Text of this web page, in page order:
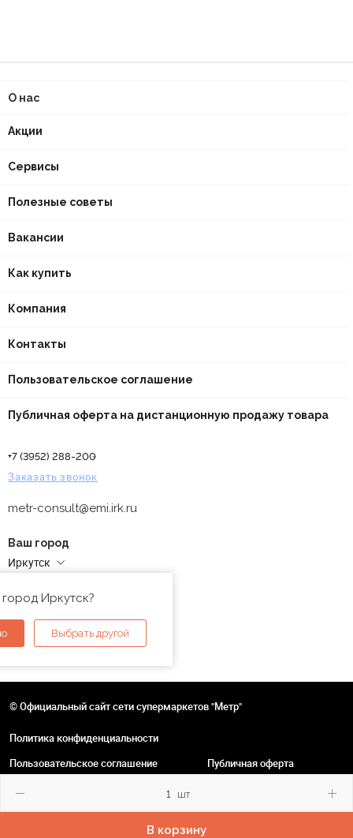
шт
В корзину
О нас
Акции
Сервисы
Полезные советы
Вакансии
Как купить
Компания
Контакты
Пользовательское соглашение
Публичная оферта на дистанционную продажу товара
+7 (3952) 288-200
Заказать звонок
metr-consult@emi.irk.ru
Ваш город
Иркутск
Иркутск?
Выбрать другой
© Официальный сайт сети супермаркетов "Метр"
Политика конфиденциальности
Пользовательское соглашение
Публичная оферта